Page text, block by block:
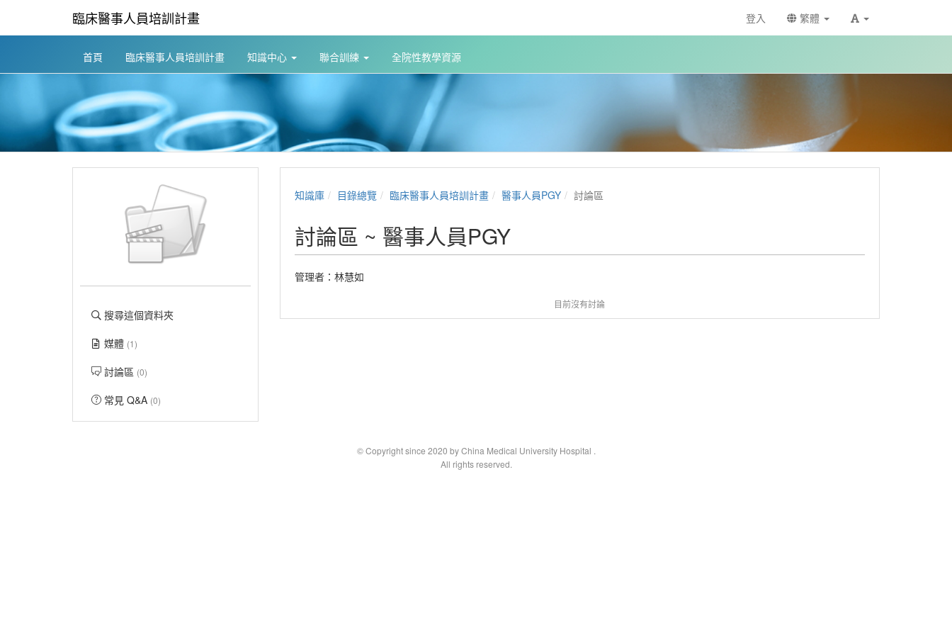
臨床醫事人員培訓計畫 登入 繁體
首頁 臨床醫事人員培訓計畫 知識中心 聯合訓練 全院性教學資源
搜尋這個資料夾
媒體 (1)
討論區 (0)
常見 Q&A (0)
知識庫 目錄總覽 臨床醫事人員培訓計畫 醫事人員PGY 討論區
討論區 ~ 醫事人員PGY
管理者： 林慧如
目前沒有討論
© Copyright since 2020 by China Medical University Hospital .
All rights reserved.